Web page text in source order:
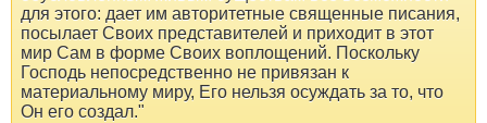
для этого: дает им авторитетные священные писания,
посылает Своих представителей и приходит в этот
мир Сам в форме Своих воплощений. Поскольку
Господь непосредственно не привязан к
материальному миру, Его нельзя осуждать за то, что
Он его создал."